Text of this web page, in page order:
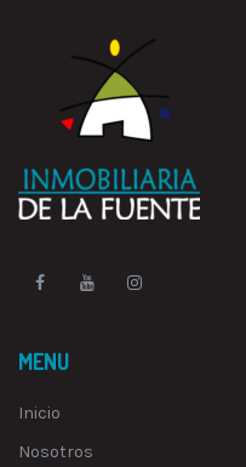
MENU
Inicio
Nosotros